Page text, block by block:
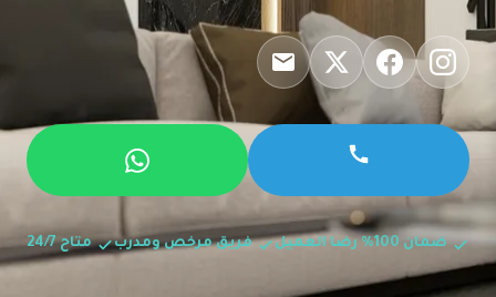
ضمان 100% رضا العميل فريق مرخص ومدرب متاح 24/7